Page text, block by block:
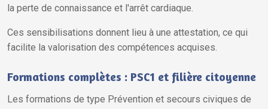
la perte de connaissance et l'arrêt cardiaque.
Ces sensibilisations donnent lieu à une attestation, ce qui
facilite la valorisation des compétences acquises.
Formations complètes : PSC1 et filière citoyenne
Les formations de type Prévention et secours civiques de